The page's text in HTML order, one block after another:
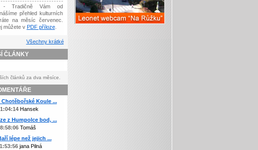
- Tradičně Vám od
přehled kulturních
na měsíc červenec.
můžete v PDF příloze.
Všechny krátké
ČLÁNKY
článků za dva měsíce.
Chotěbořské Koule ...
Hansek
z Humpolce bod, ...
Tomáš
lépe než jejich ...
jana Pilná